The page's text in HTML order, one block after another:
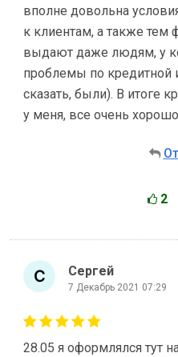
вполне довольна
к клиентам, а также тем
выдают даже людям, у
проблемы по кредитной
сказать, были). В итоге
у меня, все очень
2
Сергей
7 Декабрь 2021 07:29
28.05 я оформлялся тут